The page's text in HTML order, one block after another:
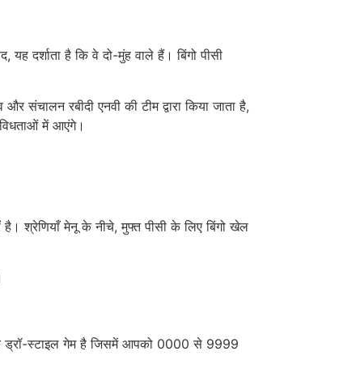
दर्शाता है कि वे दो-मुंह वाले हैं। बिंगो पीसी
संचालन रबीदी एनवी की टीम द्वारा किया जाता है,
में आएंगे।
श्रेणियाँ मेनू के नीचे, मुफ्त पीसी के लिए बिंगो खेल
ड्रॉ-स्टाइल गेम है जिसमें आपको 0000 से 9999